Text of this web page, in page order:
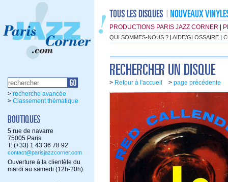
PRODUCTIONS PARIS JAZZ CORNER
QUI SOMMES-NOUS ? | AIDE/GLOSSAIRE |
> recherche avancée
> Classement thématique
5 rue de navarre
75005 Paris
T: (+33) 1 43 36 78 92
contact@parisjazzcorner.com
Ouverture à la clientèle du
mardi au samedi (12h-20h).
> Retour à l'accueil > page précédente